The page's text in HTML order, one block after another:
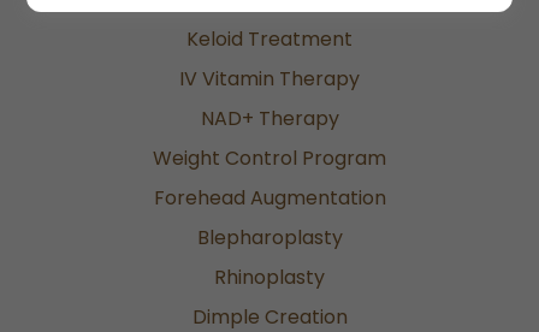
Keloid Treatment
IV Vitamin Therapy
NAD+ Therapy
Weight Control Program
Forehead Augmentation
Blepharoplasty
Rhinoplasty
Dimple Creation